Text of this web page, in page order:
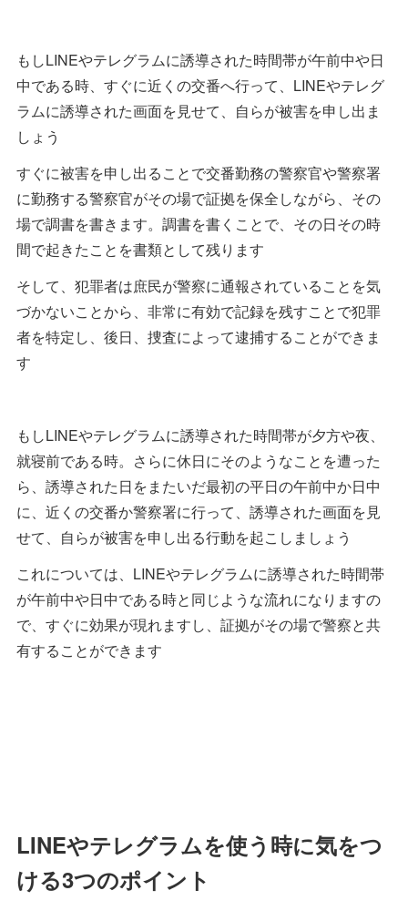
もしLINEやテレグラムに誘導された時間帯が午前中や日
中である時、すぐに近くの交番へ行って、LINEやテレグ
ラムに誘導された画面を見せて、自らが被害を申し出ま
しょう
すぐに被害を申し出ることで交番勤務の警察官や警察署
に勤務する警察官がその場で証拠を保全しながら、その
場で調書を書きます。調書を書くことで、その日その時
間で起きたことを書類として残ります
そして、犯罪者は庶民が警察に通報されていることを気
づかないことから、非常に有効で記録を残すことで犯罪
者を特定し、後日、捜査によって逮捕することができま
す
もしLINEやテレグラムに誘導された時間帯が夕方や夜、
就寝前である時。さらに休日にそのようなことを遭った
ら、誘導された日をまたいだ最初の平日の午前中か日中
に、近くの交番か警察署に行って、誘導された画面を見
せて、自らが被害を申し出る行動を起こしましょう
これについては、LINEやテレグラムに誘導された時間帯
が午前中や日中である時と同じような流れになりますの
で、すぐに効果が現れますし、証拠がその場で警察と共
有することができます
LINEやテレグラムを使う時に気をつ
ける3つのポイント